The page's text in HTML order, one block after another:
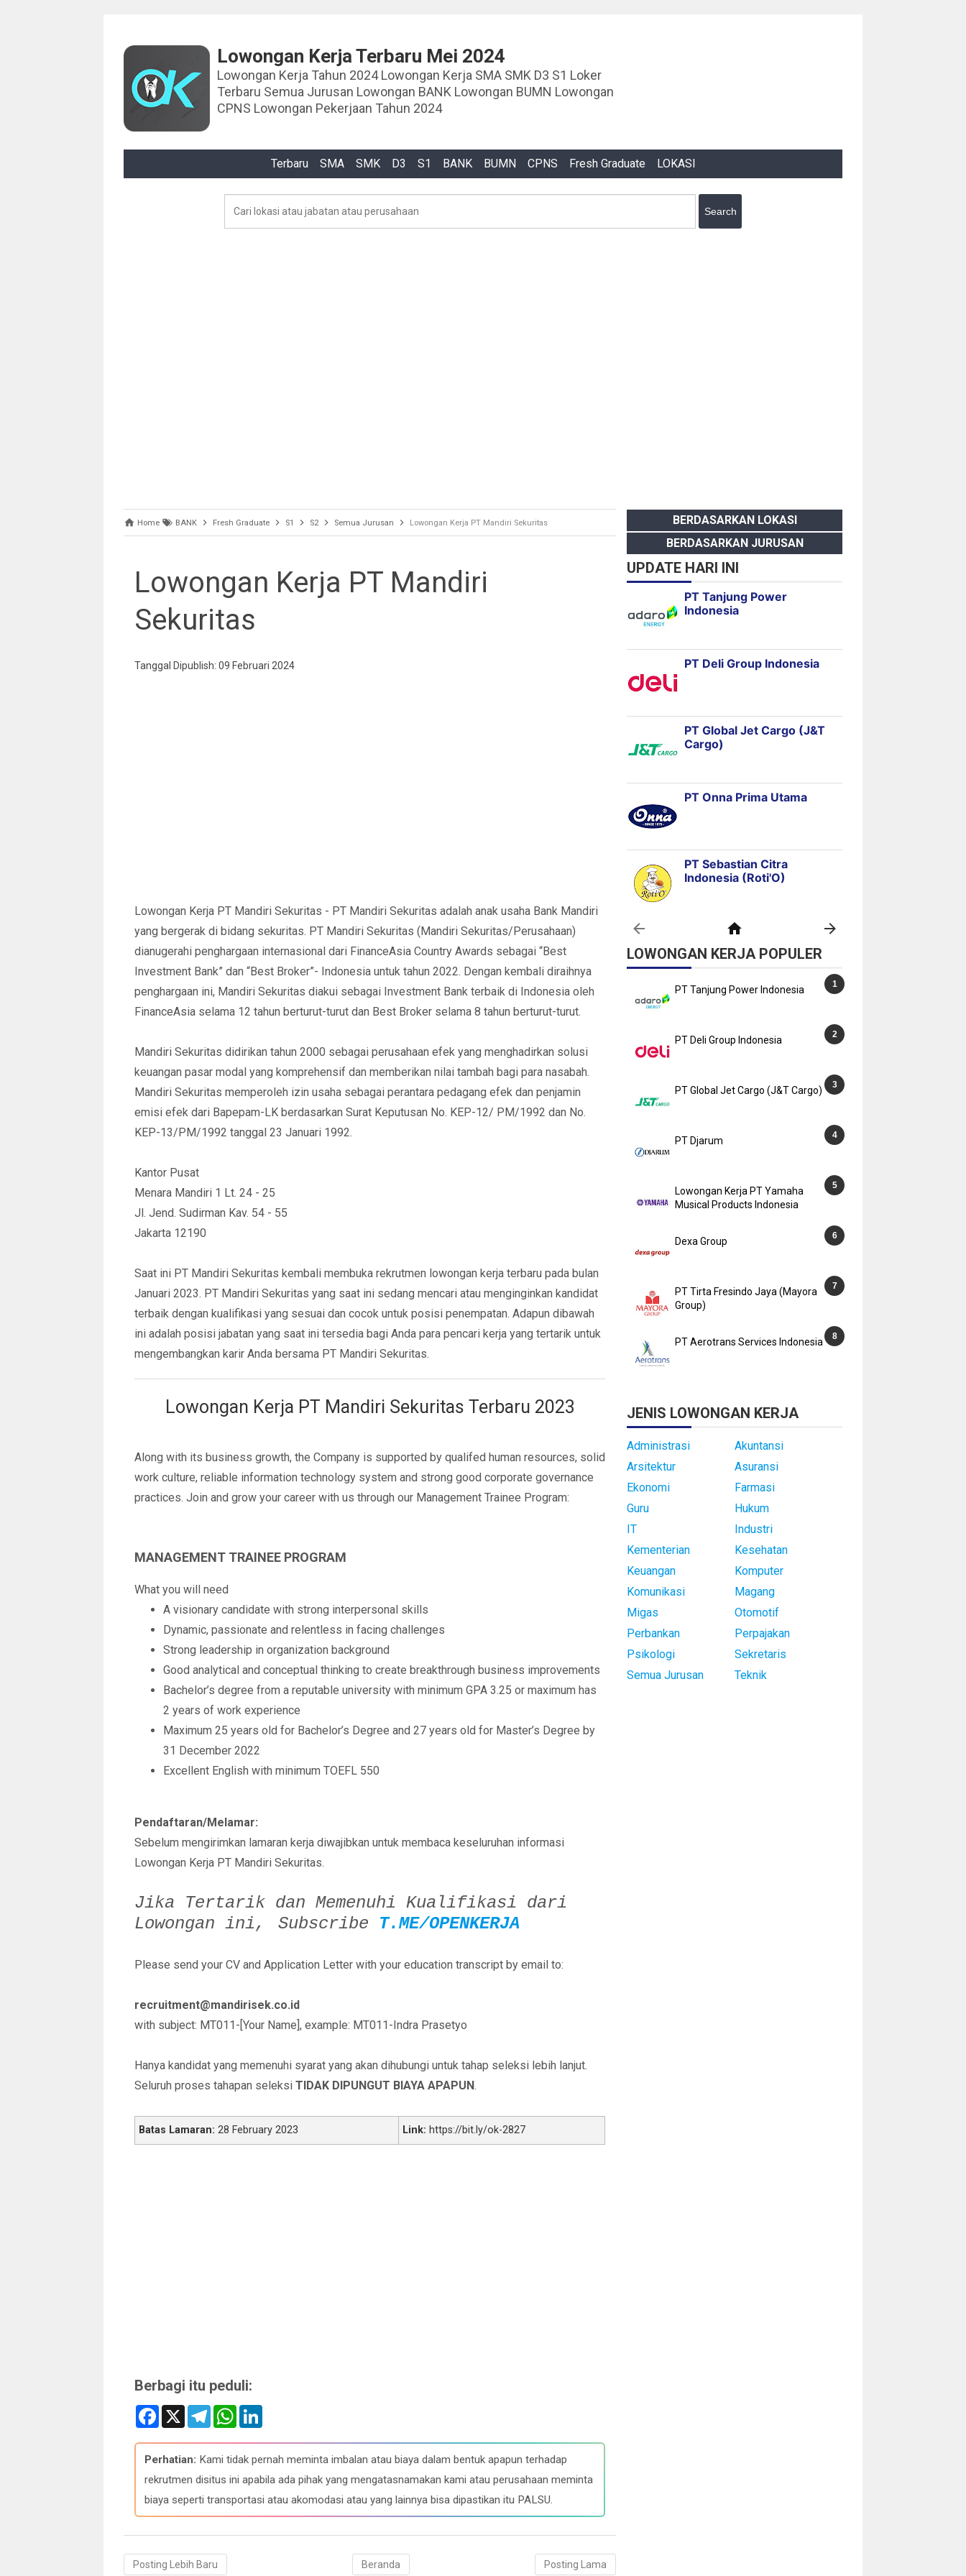
Lowongan Kerja Terbaru Mei 2024
Lowongan Kerja Tahun 2024 Lowongan Kerja SMA SMK D3 S1 Loker
Terbaru Semua Jurusan Lowongan BANK Lowongan BUMN Lowongan
CPNS Lowongan Pekerjaan Tahun 2024
Terbaru SMA SMK D3 S1 BANK BUMN CPNS Fresh Graduate LOKASI
Home BANK Fresh Graduate S1 S2 Semua Jurusan Lowongan Kerja PT Mandiri Sekuritas
Lowongan Kerja PT Mandiri
Sekuritas
Tanggal Dipublish: 09 Februari 2024
Lowongan Kerja PT Mandiri Sekuritas - PT Mandiri Sekuritas adalah anak usaha Bank Mandiri
yang bergerak di bidang sekuritas. PT Mandiri Sekuritas (Mandiri Sekuritas/Perusahaan)
dianugerahi penghargaan internasional dari FinanceAsia Country Awards sebagai “Best
Investment Bank” dan “Best Broker”- Indonesia untuk tahun 2022. Dengan kembali diraihnya
penghargaan ini, Mandiri Sekuritas diakui sebagai Investment Bank terbaik di Indonesia oleh
FinanceAsia selama 12 tahun berturut-turut dan Best Broker selama 8 tahun berturut-turut.
Mandiri Sekuritas didirikan tahun 2000 sebagai perusahaan efek yang menghadirkan solusi
keuangan pasar modal yang komprehensif dan memberikan nilai tambah bagi para nasabah.
Mandiri Sekuritas memperoleh izin usaha sebagai perantara pedagang efek dan penjamin
emisi efek dari Bapepam-LK berdasarkan Surat Keputusan No. KEP-12/ PM/1992 dan No.
KEP-13/PM/1992 tanggal 23 Januari 1992.
Kantor Pusat
Menara Mandiri 1 Lt. 24 - 25
Jl. Jend. Sudirman Kav. 54 - 55
Jakarta 12190
Saat ini PT Mandiri Sekuritas kembali membuka rekrutmen lowongan kerja terbaru pada bulan
Januari 2023. PT Mandiri Sekuritas yang saat ini sedang mencari atau menginginkan kandidat
terbaik dengan kualifikasi yang sesuai dan cocok untuk posisi penempatan. Adapun dibawah
ini adalah posisi jabatan yang saat ini tersedia bagi Anda para pencari kerja yang tertarik untuk
mengembangkan karir Anda bersama PT Mandiri Sekuritas.
Lowongan Kerja PT Mandiri Sekuritas Terbaru 2023
Along with its business growth, the Company is supported by qualifed human resources, solid
work culture, reliable information technology system and strong good corporate governance
practices. Join and grow your career with us through our Management Trainee Program:
MANAGEMENT TRAINEE PROGRAM
What you will need
A visionary candidate with strong interpersonal skills
Dynamic, passionate and relentless in facing challenges
Strong leadership in organization background
Good analytical and conceptual thinking to create breakthrough business improvements
Bachelor’s degree from a reputable university with minimum GPA 3.25 or maximum has
2 years of work experience
Maximum 25 years old for Bachelor’s Degree and 27 years old for Master’s Degree by
31 December 2022
Excellent English with minimum TOEFL 550
Pendaftaran/Melamar:
Sebelum mengirimkan lamaran kerja diwajibkan untuk membaca keseluruhan informasi
Lowongan Kerja PT Mandiri Sekuritas.
Jika Tertarik dan Memenuhi Kualifikasi dari
Lowongan ini,
Subscribe T.ME/OPENKERJA
Please send your CV and Application Letter with your education transcript by email to:
recruitment@mandirisek.co.id
with subject: MT011-[Your Name], example: MT011-Indra Prasetyo
Hanya kandidat yang memenuhi syarat yang akan dihubungi untuk tahap seleksi lebih lanjut.
Seluruh proses tahapan seleksi TIDAK DIPUNGUT BIAYA APAPUN.
Batas Lamaran: 28 February 2023 Link: https://bit.ly/ok-2827
Berbagi itu peduli:
F
e
b
o
o
X
T
e
e
g
r
a
W
t
s
A
p
k
e
d
I
Perhatian: Kami tidak pernah meminta imbalan atau biaya dalam bentuk apapun terhadap
rekrutmen disitus ini apabila ada pihak yang mengatasnamakan kami atau perusahaan meminta
biaya seperti transportasi atau akomodasi atau yang lainnya bisa dipastikan itu PALSU.
Posting Lebih Baru Posting Lama
Beranda
BERDASARKAN LOKASI
BERDASARKAN JURUSAN
UPDATE HARI INI
LOWONGAN KERJA POPULER
PT Tanjung Power Indonesia
PT Deli Group Indonesia
PT Global Jet Cargo (J&T Cargo)
PT Djarum
Lowongan Kerja PT Yamaha
Musical Products Indonesia
Dexa Group
PT Tirta Fresindo Jaya (Mayora
Group)
PT Aerotrans Services Indonesia
JENIS LOWONGAN KERJA
Administrasi
Akuntansi
Arsitektur
Asuransi
Ekonomi
Farmasi
Guru
Hukum
IT
Industri
Kementerian
Kesehatan
Keuangan
Komputer
Komunikasi
Magang
Migas
Otomotif
Perbankan
Perpajakan
Psikologi
Sekretaris
Semua Jurusan
Teknik